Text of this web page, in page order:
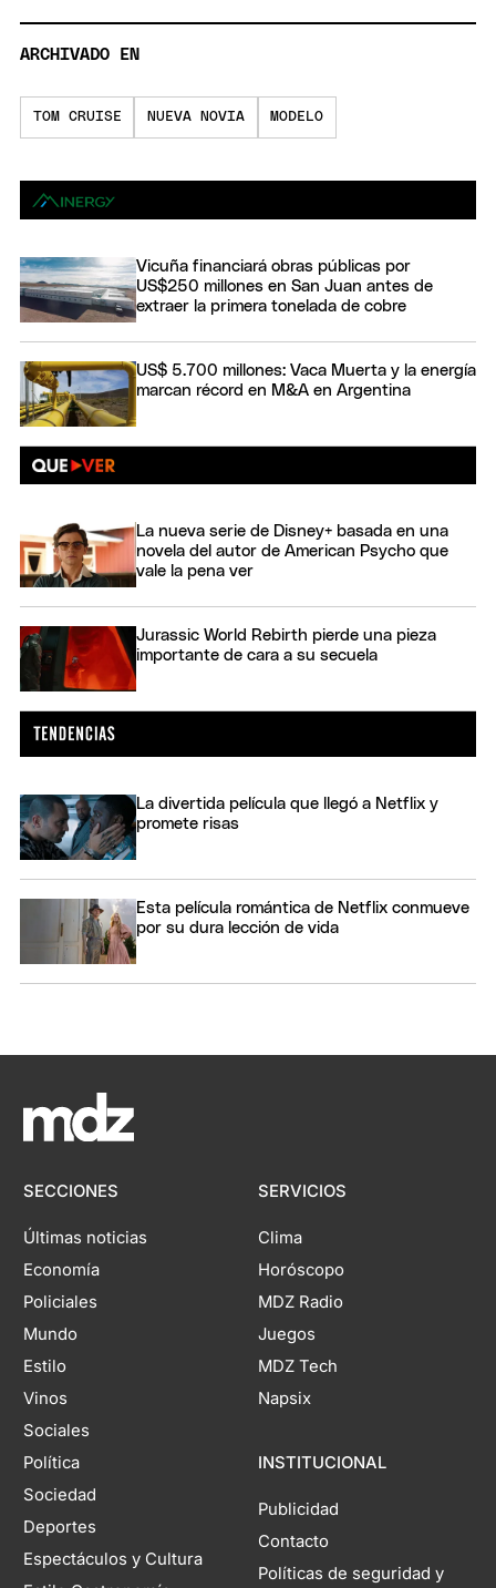
ARCHIVADO EN
TOM CRUISE NUEVA NOVIA MODELO
Vicuña financiará obras públicas por
US$250 millones en San Juan antes de
extraer la primera tonelada de cobre
US$ 5.700 millones: Vaca Muerta y la energía
marcan récord en M&A en Argentina
La nueva serie de Disney+ basada en una
novela del autor de American Psycho que
vale la pena ver
Jurassic World Rebirth pierde una pieza
importante de cara a su secuela
La divertida película que llegó a Netflix y
promete risas
Esta película romántica de Netflix conmueve
por su dura lección de vida
SECCIONES
Últimas noticias
Economía
Policiales
Mundo
Estilo
Vinos
Sociales
Política
Sociedad
Deportes
Espectáculos y Cultura
SERVICIOS
Clima
Horóscopo
MDZ Radio
Juegos
MDZ Tech
Napsix
INSTITUCIONAL
Publicidad
Contacto
Políticas de seguridad y